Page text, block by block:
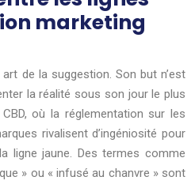
marketing
de la suggestion. Son but n’est
la réalité sous son jour le plus
où la réglementation sur les
rivalisent d’ingéniosité pour
ligne jaune. Des termes comme
» ou « infusé au chanvre » sont